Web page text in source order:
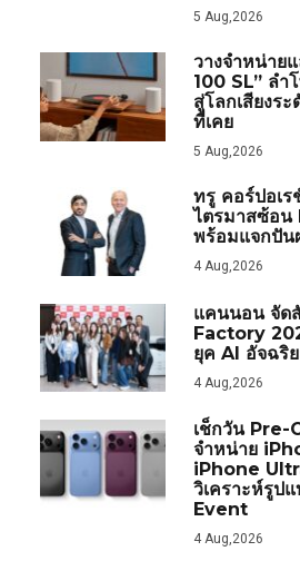
5 Aug,2026
วางจำหน่าย
100 SL” ลำ
สู่โลกเสียงร
ที่เคย
5 Aug,2026
ทรู คอร์ปอเร
ไตรมาสซ้อน
พร้อมแจกปัน
4 Aug,2026
แคนนอน จัด
Factory
ยุค AI อัจฉริ
4 Aug,2026
เช็กวัน Pre-
จำหน่าย
iPhone
วิเคราะห์รูป
Event
4 Aug,2026